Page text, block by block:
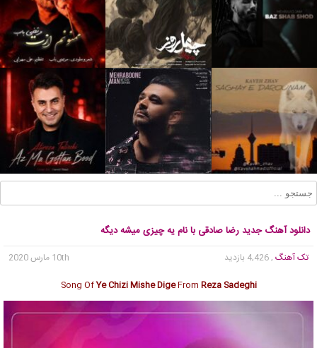
دانلود آهنگ جدید رضا صادقی با نام یه چیزی میشه دیگه
تک آهنگ , 4,426 بازدید
10th مارس 2020
Song OfYe Chizi Mishe DigeFrom Reza Sadeghi